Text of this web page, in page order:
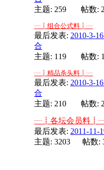
主题: 259
帖数:
┈┋组合公式料┋┈
最后发表: 2010-3-
合
主题: 119
帖数:
┈┋精品杀头料┋┈
最后发表: 2010-3-
合
主题: 210
帖数:
┈┋各坛会员料
最后发表: 2011-11-
主题: 3203
帖数: